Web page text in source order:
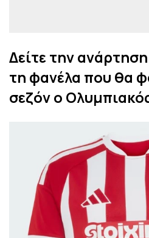
Δείτε την
τη φανέλα που θα
σεζόν ο